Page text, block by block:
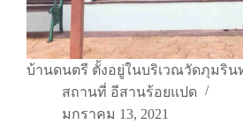
บ้านดนตรี ตั้งอยู่ในบริเวณวัดภุมริ
สถานที่ อีสานร้อยแปด
มกราคม 13, 2021